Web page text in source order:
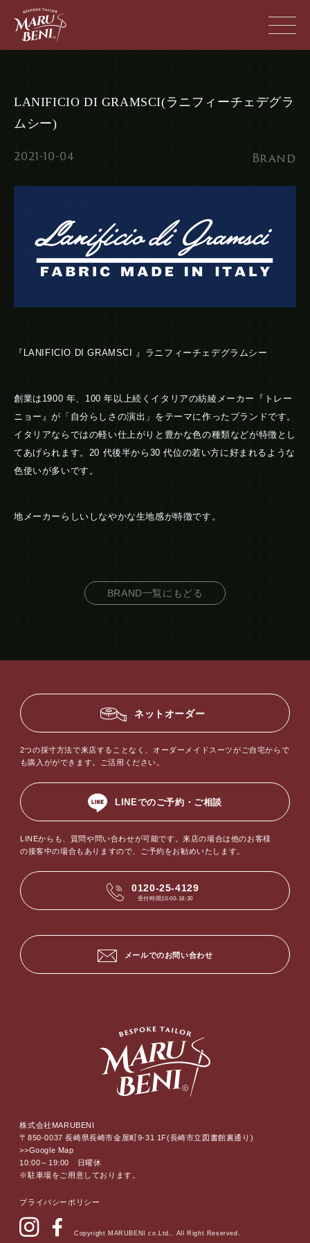
content
LANIFICIO DI GRAMSCI(ラニフィーチェデグラ
ムシー)
2021-10-04 Brand
『LANIFICIO DI GRAMSCI 』ラニフィーチェデグラムシー
創業は1900 年、100 年以上続くイタリアの紡綾メーカー『トレー
ニョー』が「自分らしさの演出」をテーマに作ったプランドです。
イタリアならではの軽い仕上がりと豊かな色の種類などが特徴とし
てあげられます。20 代後半から30 代位の若い方に好まれるような
色使いが多いです。
地メーカーらしいしなやかな生地感が特徴です。
BRAND一覧にもどる
ネットオーダー
2つの採寸方法で来店することなく、オーダーメイドスーツがご自宅からで
も購入がができます。ご活用ください。
LINEでのご予約・ご相談
LINEからも、質問や問い合わせが可能です。来店の場合は他のお客様
の接客中の場合もありますので、ご予約をお勧めいたします。
0120-25-4129
受付時間10:00-18:30
メールでのお問い合わせ
株式会社MARUBENI
〒850-0037 長崎県長崎市金屋町9-31 1F(長崎市立図書館裏通り)
>>Google Map
10:00～19:00 日曜休
※駐車場をご用意しております。
プライバシーポリシー
Copyright MARUBENI co.Ltd,. All Right Reserved.